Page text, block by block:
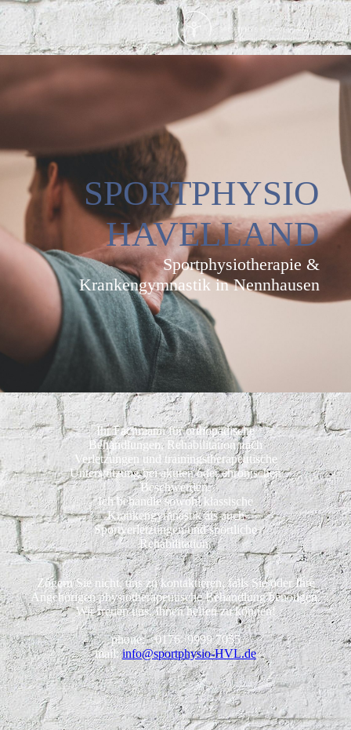
SPORTPHYSIO
HAVELLAND
Sportphysiotherapie &
Krankengymnastik in Nennhausen
Ihr Fachmann für orthopädische
Behandlungen, Rehabilitation nach
Verletzungen und trainingstherapeutische
Unterstützung bei akuten oder chronischen
Beschwerden.
Ich behandle sowohl klassische
Krankengymnastik als auch
Sportverletzungen und sportliche
Rehabilitation.
Zögern Sie nicht, uns zu kontaktieren, falls Sie oder Ihre
Angehörigen physiotherapeutische Behandlung benötigen.
Wir freuen uns, Ihnen helfen zu können!
phone: <0176>9999 7055
mail:info@sportphysio-HVL.de